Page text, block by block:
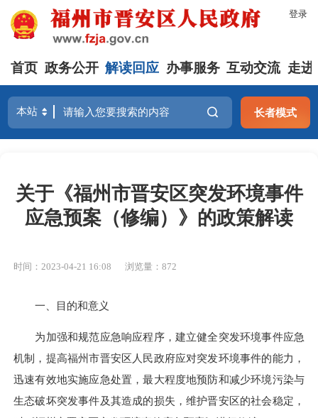
登录
首页 政务公开 解读回应 办事服务 互动交流 走进
长者模式
关于《福州市晋安区突发环境事件
应急预案（修编）》的政策解读
时间：2023-04-21 16:08 浏览量：872
一、目的和意义
为加强和规范应急响应程序，建立健全突发环境事件应急
机制，提高福州市晋安区人民政府应对突发环境事件的能力，
迅速有效地实施应急处置，最大程度地预防和减少环境污染与
生态破坏突发事件及其造成的损失，维护晋安区的社会稳定，